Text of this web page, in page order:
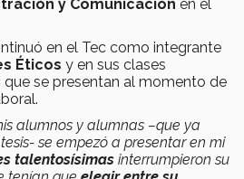
y Comunicación en el
en el Tec como integrante
Éticos y en sus clases
se presentan al momento de
alumnos y alumnas –que ya
se empezó a presentar en mi
talentosísimas interrumpieron su